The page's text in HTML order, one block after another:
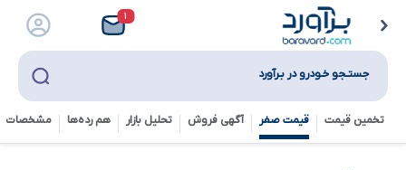
۱
جستـجو خـودرو در بـرآورد
تخمین قیمت قیمت صفر آگهی فروش تحلیل بازار هم رده‌ها‌ مشخصات